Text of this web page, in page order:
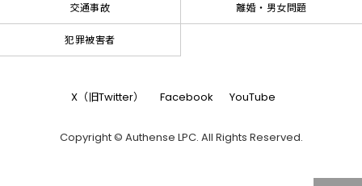
交通事故 離婚・男女問題
犯罪被害者
X（旧Twitter） Facebook YouTube
Copyright © Authense LPC. All Rights Reserved.